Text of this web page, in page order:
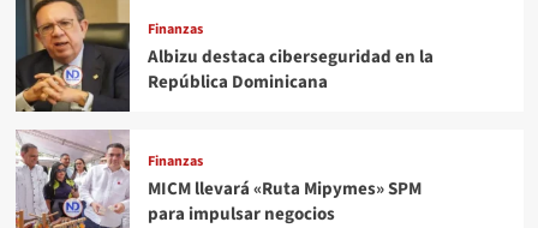
Finanzas
Albizu destaca ciberseguridad en la
República Dominicana
Finanzas
MICM llevará «Ruta Mipymes» SPM
para impulsar negocios